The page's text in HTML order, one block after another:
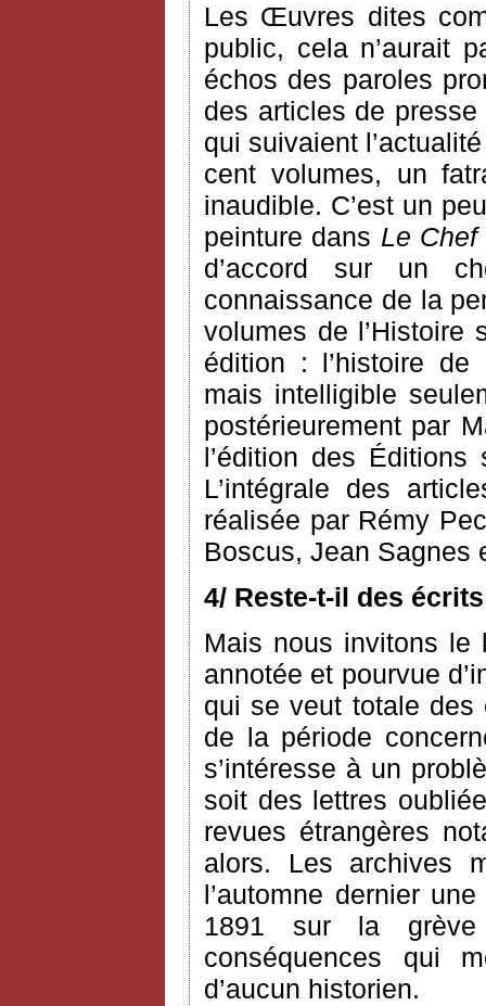
Les Œuvres dites
public, cela n’aurait
échos des paroles
des articles de
qui suivaient
cent volumes, un
inaudible. C’est un
peinture dans Le
d’accord sur un
connaissance de la
volumes de l’Histoire
édition : l’histoire
mais intelligible
postérieurement par
l’édition des
L’intégrale des
réalisée par Rémy
Boscus, Jean Sagnes
4/ Reste-t-il des
Mais nous invitons le
annotée et pourvue
qui se veut totale des
de la période
s’intéresse à un
soit des lettres
revues étrangères
alors. Les archives
l’automne dernier
1891 sur la
conséquences qui
d’aucun historien.